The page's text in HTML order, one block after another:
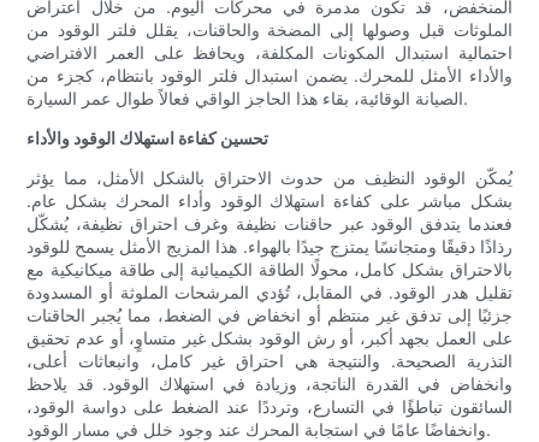
المنخفض، قد تكون مدمرة في محركات اليوم. من خلال اعتراض
الملوثات قبل وصولها إلى المضخة والحاقنات، يقلل فلتر الوقود من
احتمالية استبدال المكونات المكلفة، ويحافظ على العمر الافتراضي
والأداء الأمثل للمحرك. يضمن استبدال فلتر الوقود بانتظام، كجزء من
الصيانة الوقائية، بقاء هذا الحاجز الواقي فعالاً طوال عمر السيارة.
تحسين كفاءة استهلاك الوقود والأداء
يُمكّن الوقود النظيف من حدوث الاحتراق بالشكل الأمثل، مما يؤثر
بشكل مباشر على كفاءة استهلاك الوقود وأداء المحرك بشكل عام.
فعندما يتدفق الوقود عبر حاقنات نظيفة وغرف احتراق نظيفة، يُشكّل
رذاذًا دقيقًا ومتجانسًا يمتزج جيدًا بالهواء. هذا المزيج الأمثل يسمح للوقود
بالاحتراق بشكل كامل، محولًا الطاقة الكيميائية إلى طاقة ميكانيكية مع
تقليل هدر الوقود. في المقابل، تُؤدي المرشحات الملوثة أو المسدودة
جزئيًا إلى تدفق غير منتظم أو انخفاض في الضغط، مما يُجبر الحاقنات
على العمل بجهد أكبر، أو رش الوقود بشكل غير متساوٍ، أو عدم تحقيق
التذرية الصحيحة. والنتيجة هي احتراق غير كامل، وانبعاثات أعلى،
وانخفاض في القدرة الناتجة، وزيادة في استهلاك الوقود. قد يلاحظ
السائقون تباطؤًا في التسارع، وترددًا عند الضغط على دواسة الوقود،
وانخفاضًا عامًا في استجابة المحرك عند وجود خلل في مسار الوقود.